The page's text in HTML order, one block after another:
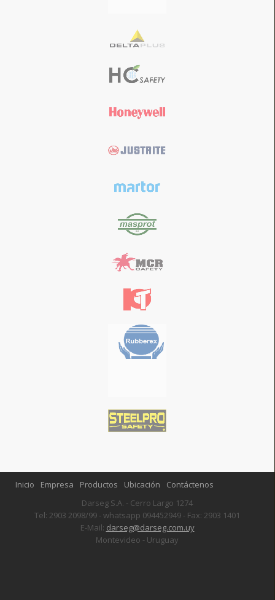
Inicio Empresa Productos Ubicación
Contáctenos
Darseg S.A. - Cerro Largo 1274
Tel: 2903 2098/99 - whatsapp 094452949 - Fax: 2903 1401
E-Mail: darseg@darseg.com.uy
Montevideo - Uruguay